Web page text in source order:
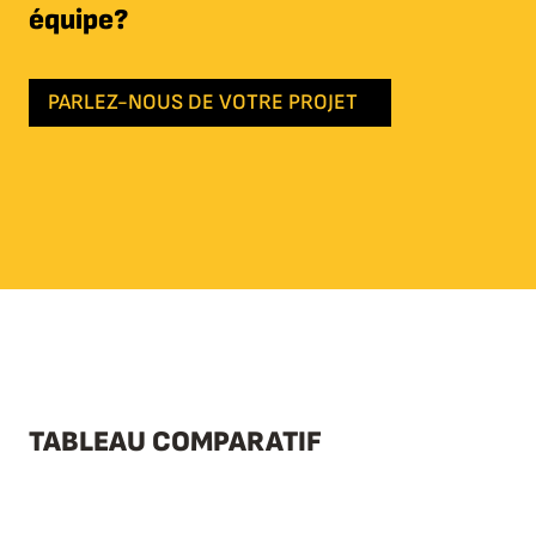
équipe?
PARLEZ-NOUS DE VOTRE PROJET
TABLEAU COMPARATIF